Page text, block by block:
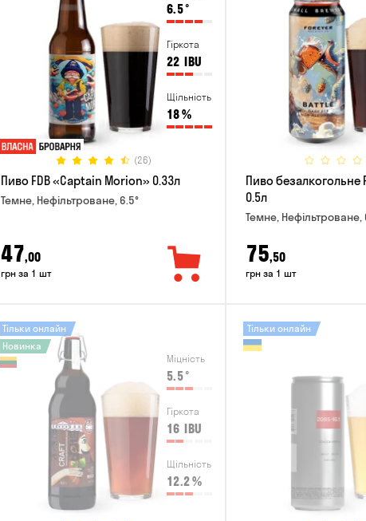
6.5°
Гіркота
22 IBU
Щільність
18%
(26)
Пиво FDB «Captain Morion» 0.33л
Темне, Нефільтроване, 6.5°
47,00
грн за 1 шт
Пиво безалкогольне
0.5л
Темне, Нефільтроване,
75,50
грн за 1 шт
Міцність
5.5°
Гіркота
16 IBU
Щільність
12.2%
Тільки онлайн
Новинка
Тільки онлайн